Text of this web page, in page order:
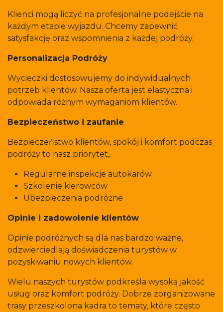
Klienci mogą liczyć na profesjonalne podejście na
każdym etapie wyjazdu. Chcemy zapewnić
satysfakcję oraz wspomnienia z każdej podróży.
Personalizacja Podróży
Wycieczki dostosowujemy do indywidualnych
potrzeb klientów. Nasza oferta jest elastyczna i
odpowiada różnym wymaganiom klientów.
Bezpieczeństwo i zaufanie
Bezpieczeństwo klientów, spokój i komfort podczas
podróży to nasz priorytet,
Regularne inspekcje autokarów
Szkolenie kierowców
Ubezpieczenia podróżne
Opinie i zadowolenie klientów
Opinie podróżnych są dla nas bardzo ważne,
odzwierciedlają doświadczenia turystów w
pozyskiwaniu nowych klientów.
Wielu naszych turystów podkreśla wysoką jakość
usług oraz komfort podróży. Dobrze zorganizowane
trasy przeszkolona kadra to tematy, które często